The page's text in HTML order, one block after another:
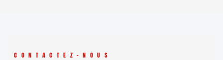
CONTACTEZ-NOUS